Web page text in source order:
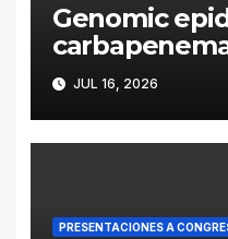
Genomic
producing
cloacae
Argentina: a
JUL 16, 2026
PRESENTACIONES A